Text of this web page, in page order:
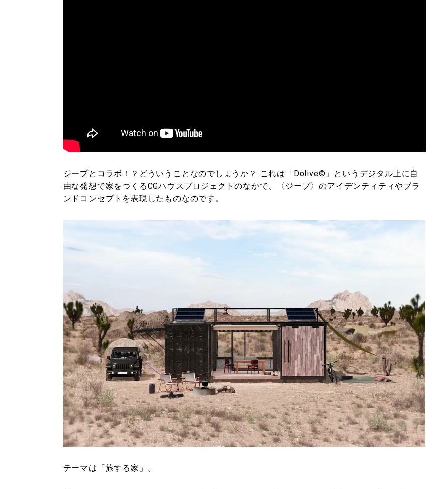
ジープとコラボ！？どういうことなのでしょうか？ これは「Dolive©️」というデジタル上に自
由な発想で家をつくるCGハウスプロジェクトのなかで、〈ジープ〉のアイデンティティやブラ
ンドコンセプトを表現したものなのです。
テーマは「旅する家」。